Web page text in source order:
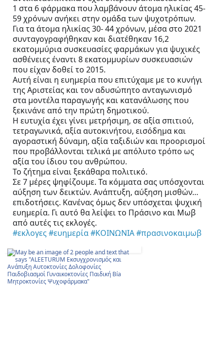
1 στα 6 φάρμακα που λαμβάνουν άτομα ηλικίας 45-
59 χρόνων ανήκει στην ομάδα των ψυχοτρόπων.
Για τα άτομα ηλικίας 30- 44 χρόνων, μέσα στο 2021
συνταγογραφήθηκαν και διατέθηκαν 16,2
εκατομμύρια συσκευασίες φαρμάκων για ψυχικές
ασθένειες έναντι 8 εκατομμυρίων συσκευασιών
που είχαν δοθεί το 2015.
Αυτή είναι η ευημερία που επιτύχαμε με το κυνήγι
της Αριστείας και τον αδυσώπητο ανταγωνισμό
στα μοντέλα παραγωγής και κατανάλωσης που
ξεκινάνε από την πρώτη δημοτικού.
Η ευτυχία έχει γίνει μετρήσιμη, σε αξία σπιτιού,
τετραγωνικά, αξία αυτοκινήτου, εισόδημα και
αγοραστική δύναμη, αξία ταξιδιών και προορισμοί
που προβάλλονται τελικά με απόλυτο τρόπο ως
αξία του ίδιου του ανθρώπου.
Το ζήτημα είναι ξεκάθαρα πολιτικό.
Σε 7 μέρες ψηφίζουμε. Τα κόμματα σας υπόσχονται
αύξηση των δεικτών. Ανάπτυξη, αύξηση μισθών…
επιδοτήσεις. Κανένας όμως δεν υπόσχεται ψυχική
ευημερία. Γι αυτό θα λείψει το Πράσινο και Μωβ
από αυτές τις εκλογές.
#εκλογες#ευημερία#ΚΟΙΝΩΝΙΑ#πρασινοκαιμωβ